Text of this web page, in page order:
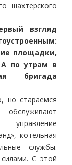
шахтерского
взгляд
площадки,
по утрам в
бригада
но стараемся
котельная
службы.
С этой